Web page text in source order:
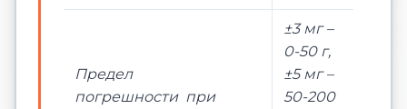
Предел
погрешности при
±3 мг –
0-50 г,
±5 мг –
50-200